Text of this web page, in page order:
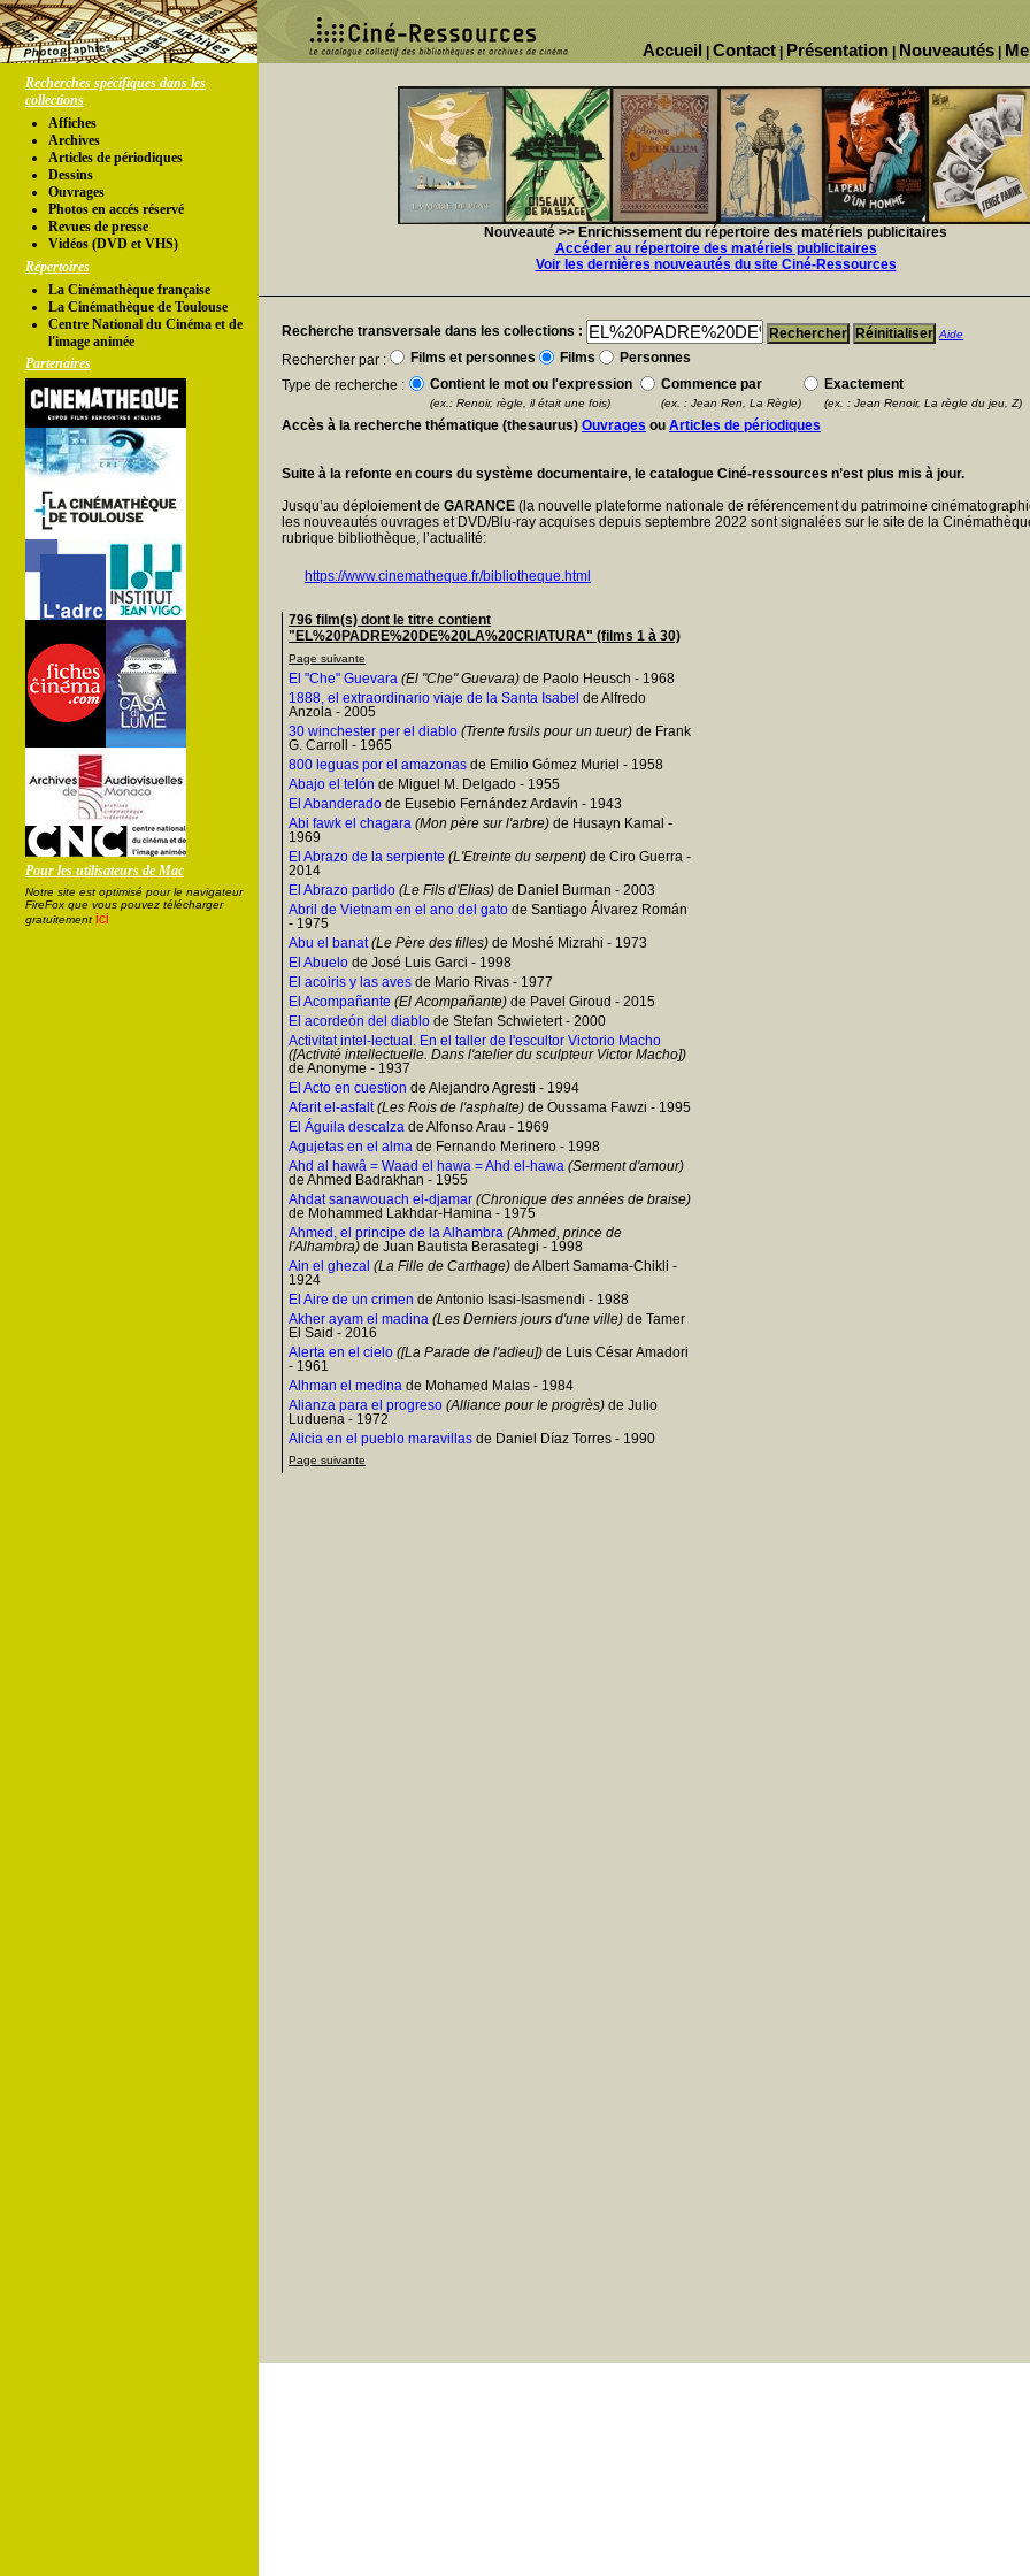
Nouveautés
Présentation
Contact
Accueil
Recherches spécifiques dans les
collections
Affiches
Archives
Articles de périodiques
Dessins
Ouvrages
Photos en accés réservé
Revues de presse
Vidéos (DVD et VHS)
Répertoires
La Cinémathèque française
La Cinémathèque de Toulouse
Centre National du Cinéma et de
l'image animée
Partenaires
Pour les utilisateurs de Mac
Notre site est optimisé pour le navigateur
FireFox que vous pouvez télécharger
gratuitement ici
Nouveauté >> Enrichissement du répertoire des matériels publicitaires
Accéder au répertoire des matériels publicitaires
Voir les dernières nouveautés du site Ciné-Ressources
Recherche transversale dans les collections : Aide
Rechercher par : Films et personnes Films
Personnes
Type de recherche :
Contient le mot ou l'expression Commence par Exactement
(ex.: Renoir, règle, il était une fois) (ex. : Jean Ren, La Règle) (ex. : Jean Renoir, La règle du jeu, Z)
Accès à la recherche thématique (thesaurus) Ouvrages ou Articles de périodiques
Suite à la refonte en cours du système documentaire, le catalogue Ciné-ressources n’est plus mis à jour.
Jusqu’au déploiement de GARANCE (la nouvelle plateforme nationale de référencement du patrimoine
les nouveautés ouvrages et DVD/Blu-ray acquises depuis septembre 2022 sont signalées sur le site de la
rubrique bibliothèque, l’actualité:
https://www.cinematheque.fr/bibliotheque.html
796 film(s) dont le titre contient
"EL%20PADRE%20DE%20LA%20CRIATURA" (films 1 à 30)
Page suivante
El "Che" Guevara (El "Che" Guevara) de Paolo Heusch - 1968
1888, el extraordinario viaje de la Santa Isabel de Alfredo
Anzola - 2005
30 winchester per el diablo (Trente fusils pour un tueur) de Frank
G. Carroll - 1965
800 leguas por el amazonas de Emilio Gómez Muriel - 1958
Abajo el telón de Miguel M. Delgado - 1955
El Abanderado de Eusebio Fernández Ardavín - 1943
Abi fawk el chagara (Mon père sur l'arbre) de Husayn Kamal -
1969
El Abrazo de la serpiente (L'Etreinte du serpent) de Ciro Guerra -
2014
El Abrazo partido (Le Fils d'Elias) de Daniel Burman - 2003
Abril de Vietnam en el ano del gato de Santiago Álvarez Román
- 1975
Abu el banat(Le Père des filles) de Moshé Mizrahi - 1973
El Abuelo de José Luis Garci - 1998
El acoiris y las aves de Mario Rivas - 1977
El Acompañante (El Acompañante) de Pavel Giroud - 2015
El acordeón del diablo de Stefan Schwietert - 2000
Activitat intel-lectual. En el taller de l'escultor Victorio Macho
([Activité intellectuelle. Dans l'atelier du sculpteur Victor Macho])
de Anonyme - 1937
El Acto en cuestion de Alejandro Agresti - 1994
Afarit el-asfalt(Les Rois de l'asphalte) de Oussama Fawzi - 1995
El Águila descalza de Alfonso Arau - 1969
Agujetas en el alma de Fernando Merinero - 1998
Ahd al hawâ = Waad el hawa = Ahd el-hawa (Serment d'amour)
de Ahmed Badrakhan - 1955
Ahdat sanawouach el-djamar (Chronique des années de braise)
de Mohammed Lakhdar-Hamina - 1975
Ahmed, el principe de la Alhambra (Ahmed, prince de
l'Alhambra) de Juan Bautista Berasategi - 1998
Ain el ghezal (La Fille de Carthage) de Albert Samama-Chikli -
1924
El Aire de un crimen de Antonio Isasi-Isasmendi - 1988
Akher ayam el madina (Les Derniers jours d'une ville) de Tamer
El Said - 2016
Alerta en el cielo ([La Parade de l'adieu]) de Luis César Amadori
- 1961
Alhman el medina de Mohamed Malas - 1984
Alianza para el progreso (Alliance pour le progrès) de Julio
Luduena - 1972
Alicia en el pueblo maravillas de Daniel Díaz Torres - 1990
Page suivante